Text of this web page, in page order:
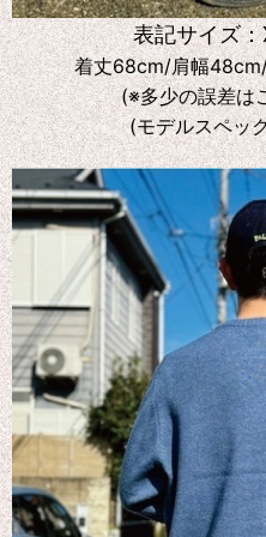
表記サイズ
着丈68cm/肩幅
(※多少の誤差は
(モデルスペッ